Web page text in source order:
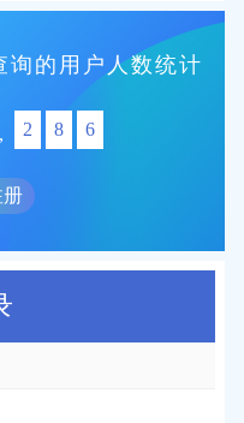
询的用户人数统计
, 2 8 6